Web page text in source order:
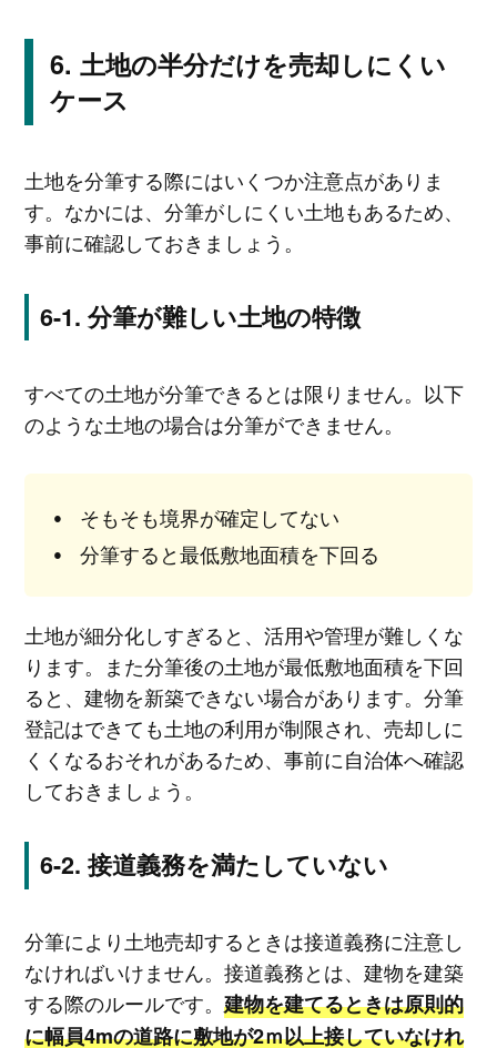
土地の半分だけを売却しにくい
ケース
土地を分筆する際にはいくつか注意点がありま
す。なかには、分筆がしにくい土地もあるため、
事前に確認しておきましょう。
分筆が難しい土地の特徴
すべての土地が分筆できるとは限りません。以下
のような土地の場合は分筆ができません。
そもそも境界が確定してない
分筆すると最低敷地面積を下回る
土地が細分化しすぎると、活用や管理が難しくな
ります。また分筆後の土地が最低敷地面積を下回
ると、建物を新築できない場合があります。分筆
登記はできても土地の利用が制限され、売却しに
くくなるおそれがあるため、事前に自治体へ確認
しておきましょう。
接道義務を満たしていない
分筆により土地売却するときは接道義務に注意し
なければいけません。接道義務とは、建物を建築
する際のルールです。 建物を建てるときは原則的
に幅員4mの道路に敷地が2ｍ以上接していなけれ